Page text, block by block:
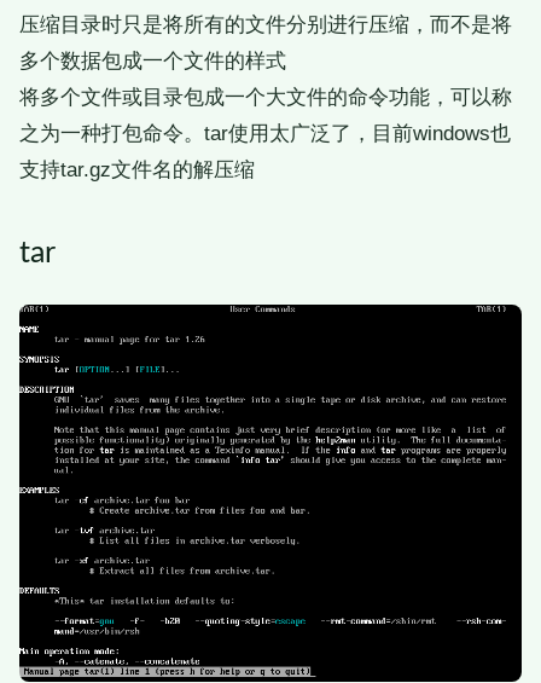
压缩目录时只是将所有的文件分别进行压缩，而不是将
多个数据包成一个文件的样式
将多个文件或目录包成一个大文件的命令功能，可以称
之为一种打包命令。tar使用太广泛了，目前windows也
支持tar.gz文件名的解压缩
tar